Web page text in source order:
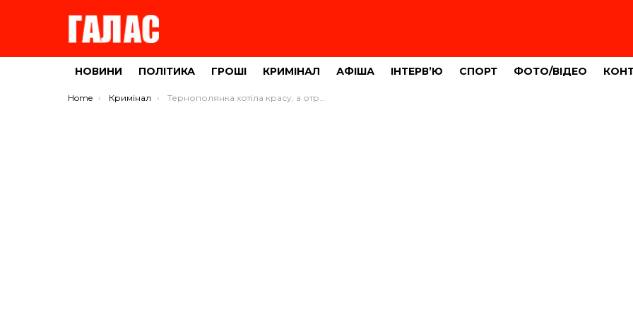
НОВИНИ ПОЛІТИКА ГРОШІ КРИМІНАЛ АФІША ІНТЕРВ’Ю СПОРТ ФОТО/ВІДЕО
You are here:
Home Кримінал Тернополянка хотіла красу, а отримає в’язницю